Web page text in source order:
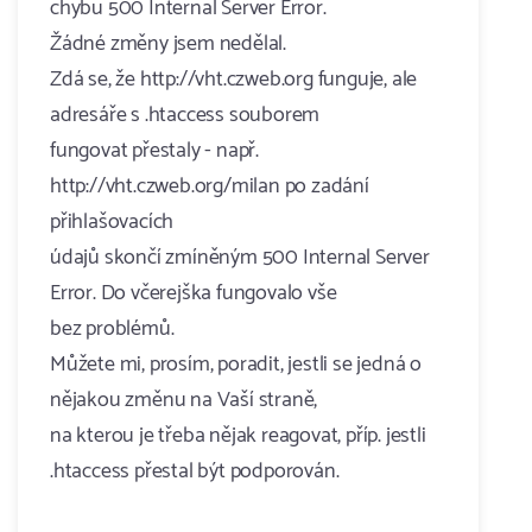
chybu 500 Internal Server Error.
Žádné změny jsem nedělal.
Zdá se, že http://vht.czweb.org funguje, ale
adresáře s .htaccess souborem
fungovat přestaly - např.
http://vht.czweb.org/milan po zadání
přihlašovacích
údajů skončí zmíněným 500 Internal Server
Error. Do včerejška fungovalo vše
bez problémů.
Můžete mi, prosím, poradit, jestli se jedná o
nějakou změnu na Vaší straně,
na kterou je třeba nějak reagovat, příp. jestli
.htaccess přestal být podporován.